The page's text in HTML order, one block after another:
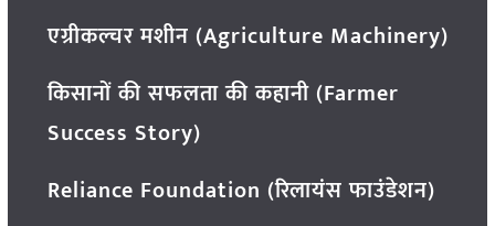
एग्रीकल्चर मशीन (Agriculture Machinery)
किसानों की सफलता की कहानी (Farmer
Success Story)
Reliance Foundation (रिलायंस फाउंडेशन)